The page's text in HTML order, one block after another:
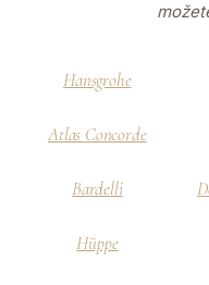
Hansgrohe
Atlas Concorde
Bardelli
Hüppe